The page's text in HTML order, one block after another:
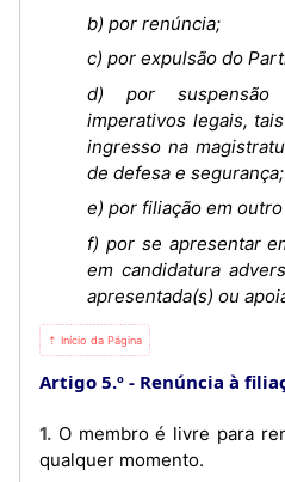
b) por renúncia;
c) por expulsão do
d) por suspensão
imperativos legais,
ingresso na
de defesa e segurança;
e) por filiação em
f) por se apresentar
em candidatura
apresentada(s) ou
⇡ Início da Página
Artigo 5.º Renúncia à
1. O membro é livre para renunciar à sua filiação em
qualquer momento.